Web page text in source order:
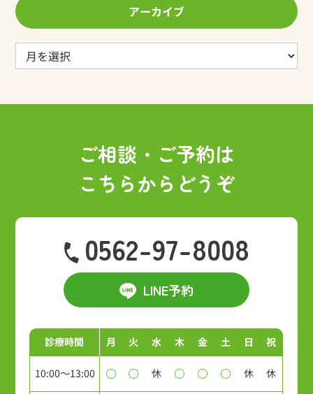
アーカイブ
ー
ご相談・ご予約は
こちらからどうぞ
0562-97-8008
LINE予約
診療時間 月 火 水 木 金 土 日 祝
10:00～13:00 休 休 休